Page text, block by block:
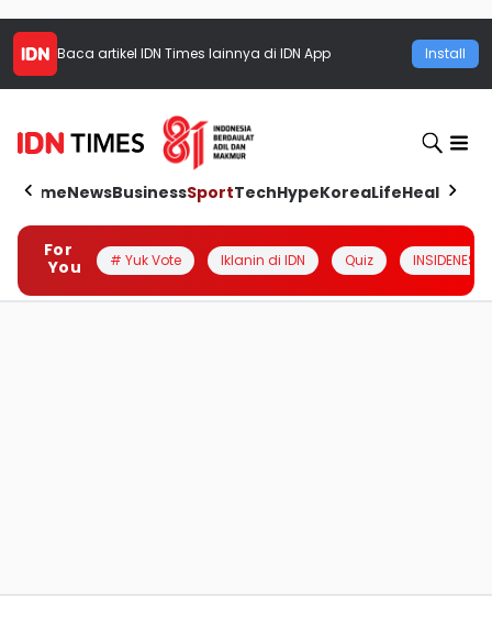
Baca artikel IDN Times lainnya di IDN App Install
HomeNewsBusinessSportTechHypeKoreaLifeHealth
For
You
# Yuk Vote Iklanin di IDN Quiz INSIDENESIA